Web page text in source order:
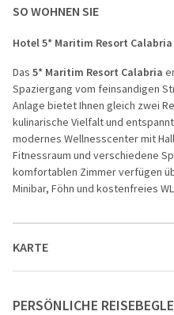
SO WOHNEN SIE
Hotel 5* Maritim Resort Calabria
Das 5* Maritim Resort Calabria
Spaziergang vom feinsandigen
Anlage bietet Ihnen gleich zwei
kulinarische Vielfalt und
modernes Wellnesscenter mit
Fitnessraum und verschiedene
komfortablen Zimmer verfügen
Minibar, Föhn und kostenfreies
KARTE
PERSÖNLICHE